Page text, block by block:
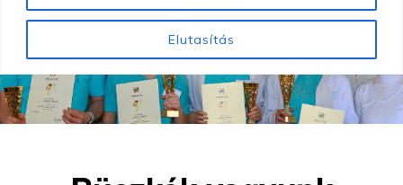
Elutasítás
KÓRHÁZ
Kórház